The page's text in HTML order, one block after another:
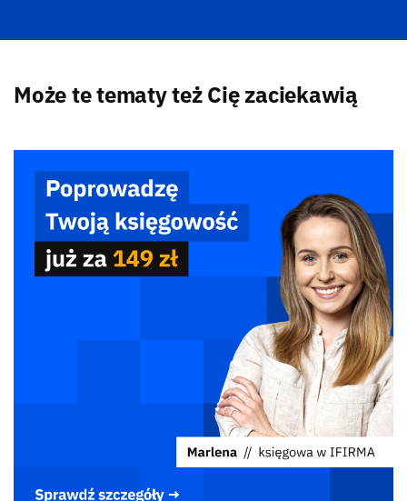
Może te tematy też Cię zaciekawią